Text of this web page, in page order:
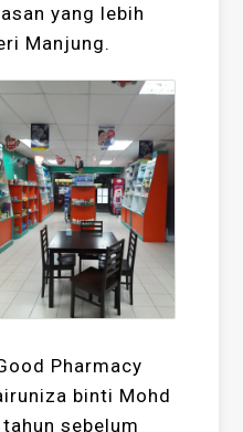
yang lebih
Manjung.
Pharmacy
binti Mohd
sebelum